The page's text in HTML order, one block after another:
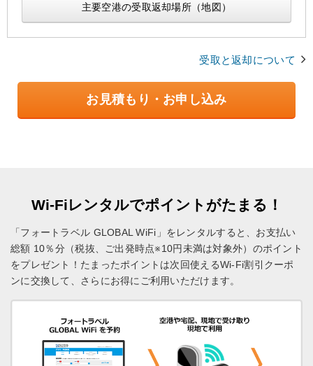
主要空港の受取返却場所（地図）
受取と返却について
お見積もり・お申し込み
Wi-Fiレンタルでポイントがたまる！
「フォートラベル GLOBAL WiFi」をレンタルすると、お支払い
総額 10％分（税抜、ご出発時点※10円未満は対象外）のポイント
をプレゼント！ たまったポイントは次回使えるWi-Fi割引クーポ
ンに交換して、さらにお得にご利用いただけます。